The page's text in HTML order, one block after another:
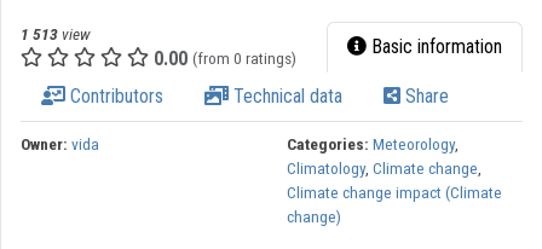
1 513 view
0.00 (from 0 ratings) Basic information
Contributors Technical data Share
Owner: vida Categories: Meteorology,
Climatology, Climate change,
Climate change impact (Climate
change)